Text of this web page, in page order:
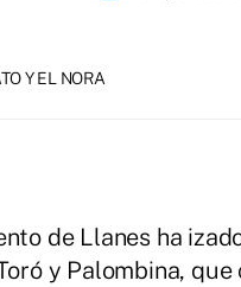
Y EL NORA
de Llanes ha
y Palombina,